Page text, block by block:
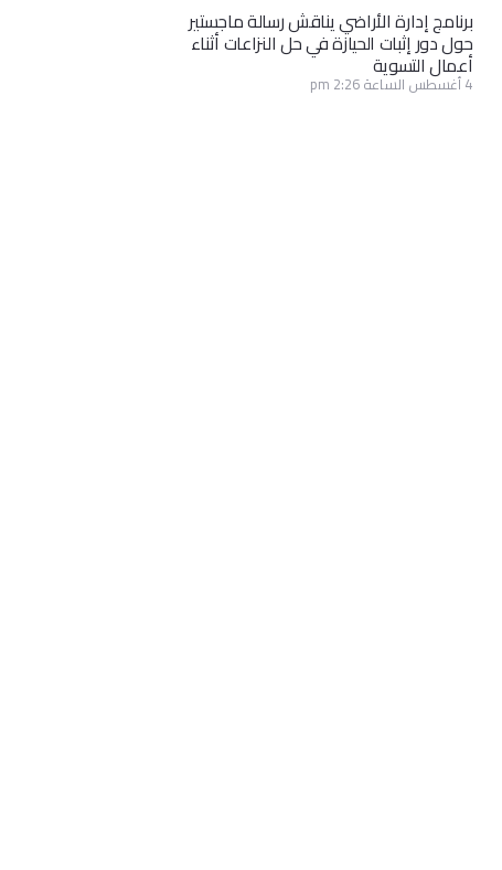
برنامج إدارة الأراضي يناقش رسالة ماجستير
حول دور إثبات الحيازة في حل النزاعات أثناء
أعمال التسوية
4 أغسطس الساعة 2:26 pm